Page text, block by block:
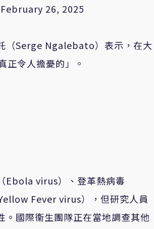
February 26, 2025
（Serge Ngalebato）表示，在大
正令人擔憂的」。
Ebola virus）、登革熱病毒
Fever virus），但研究人員
。國際衞生團隊正在當地調查其他